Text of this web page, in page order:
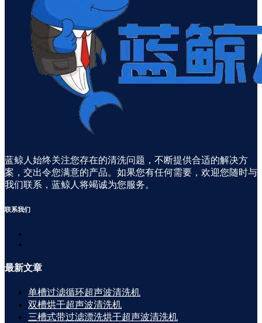
蓝鲸人始终关注您存在的清洗问题，不断提供合适的解决方
案，交出令您满意的产品。如果您有任何需要，欢迎您随时与
我们联系，蓝鲸人将竭诚为您服务。
联系我们
最新文章
单槽过滤循环超声波清洗机
双槽烘干超声波清洗机
三槽式带过滤漂洗烘干超声波清洗机